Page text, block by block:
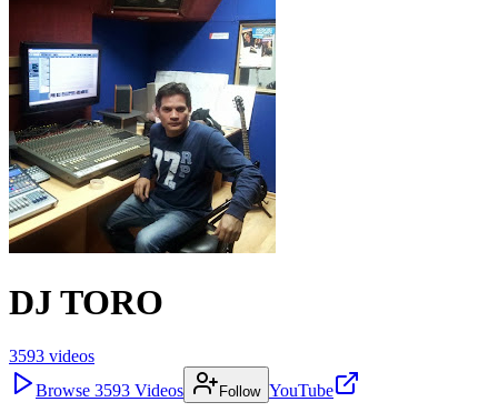
DJ TORO
3593 videos
Browse 3593 Videos Follow YouTube